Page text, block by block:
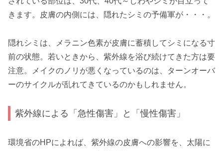
きます。皮膚の内側には、隠れたシミの予備軍が・・・。
隠れシミは、メラニン色素が皮膚に蓄積してシミになる寸
前の状態。若いときから、紫外線を浴び続けてきた方は要
注意。メイクのノリが悪くなっているのは、ターンオーバ
ーのサイクルが乱れてきているのかもしれません。
紫外線による「急性傷害」と「慢性傷害」
環境省のHPによれば、紫外線の皮膚への影響を、太陽に